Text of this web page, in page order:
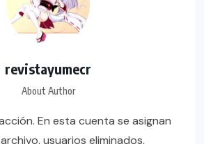
revistayumecr
About Author
En esta cuenta se asignan
usuarios eliminados,